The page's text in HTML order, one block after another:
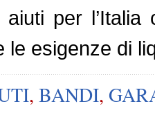
per
le esigenze di
, BANDI,